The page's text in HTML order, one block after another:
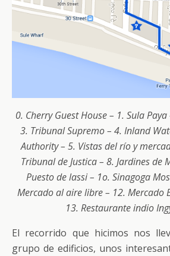
0. Cherry Guest House – 1. Sula
3. Tribunal Supremo – 4. Inland
Authority – 5. Vistas del río y
Tribunal de Justica – 8. Jardines de
Puesto de lassi – 1o. Sinagoga
Mercado al aire libre – 12. Mercado
13. Restaurante indio
El recorrido que hicimos nos
grupo de edificios, unos